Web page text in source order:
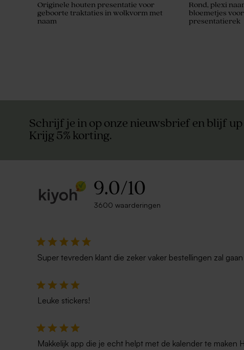
Originele houten presentatie voor
geboorte traktaties in wolkvorm met
naam
Rond, plexi
bloemetjes
presentatierek
Schrijf je in op onze nieuwsbrief en blijf up
Krijg 5% korting.
9.0/10
3600 waarderingen
Super tevreden klant die zeker vaker bestellingen zal
Leuke stickers!
Makkelijk app die je echt helpt met de kalender te maken